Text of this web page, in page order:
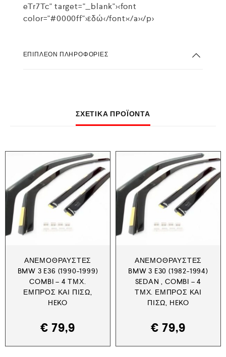
eTr7Tc" target="_blank"><font
color="#0000ff">εδώ</font></a></p>
ΕΠΙΠΛΈΟΝ ΠΛΗΡΟΦΟΡΊΕΣ
ΣΧΕΤΙΚΆ ΠΡΟΪΌΝΤΑ
ΑΝΕΜΟΘΡΑΎΣΤΕΣ
BMW 3 E36 (1990-1999)
COMBI – 4 ΤΜΧ.
ΕΜΠΡΌΣ ΚΑΙ ΠΊΣΩ,
HEKO
€ 79,9
ΑΝΕΜΟΘΡΑΎΣΤΕΣ
BMW 3 E30 (1982-1994)
SEDAN , COMBI – 4
ΤΜΧ. ΕΜΠΡΌΣ ΚΑΙ
ΠΊΣΩ, HEKO
€ 79,9